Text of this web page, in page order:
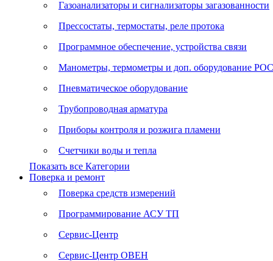
Газоанализаторы и сигнализаторы загазованности
Прессостаты, термостаты, реле протока
Программное обеспечение, устройства связи
Манометры, термометры и доп. оборудование
Пневматическое оборудование
Трубопроводная арматура
Приборы контроля и розжига пламени
Счетчики воды и тепла
Показать все Категории
Поверка и ремонт
Поверка средств измерений
Программирование АСУ ТП
Сервис-Центр
Сервис-Центр ОВЕН